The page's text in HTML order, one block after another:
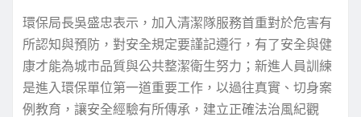
環保局長吳盛忠表示，加入清潔隊服務首重對於危害有
所認知與預防，對安全規定要謹記遵行，有了安全與健
康才能為城市品質與公共整潔衛生努力；新進人員訓練
是進入環保單位第一道重要工作，以過往真實、切身案
例教育，讓安全經驗有所傳承，建立正確法治風紀觀